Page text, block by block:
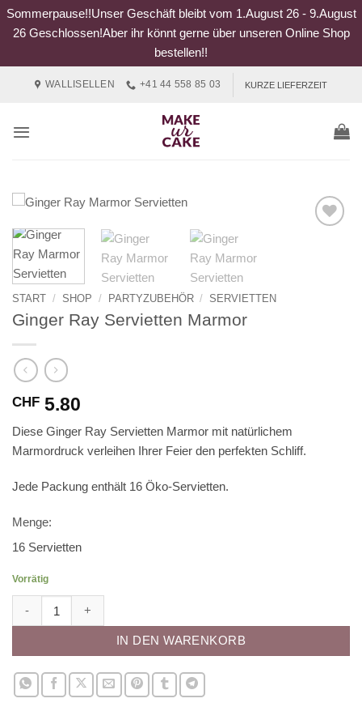
Sommerpause!!Unser Geschäft bleibt vom 1.August 26 - 9.August
26 Geschlossen!Aber ihr könnt gerne über unseren Online Shop
bestellen!!
WALLISELLEN +41 44 558 85 03 KURZE LIEFERZEIT
START / SHOP / PARTYZUBEHÖR / SERVIETTEN
Ginger Ray Servietten Marmor
CHF 5.80
Diese Ginger Ray Servietten Marmor mit natürlichem
Marmordruck verleihen Ihrer Feier den perfekten Schliff.
Jede Packung enthält 16 Öko-Servietten.
Menge:
16 Servietten
Vorrätig
IN DEN WARENKORB